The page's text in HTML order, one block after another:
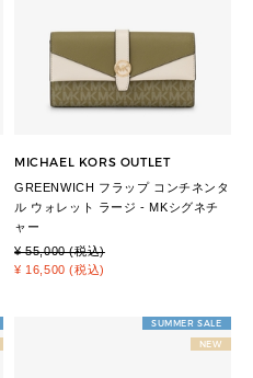
MICHAEL KORS OUTLET
GREENWICH フラップ コンチネンタ
ル ウォレット ラージ - MKシグネチ
ャー
¥ 55,000 (税込)
¥ 16,500 (税込)
SUMMER SALE
NEW